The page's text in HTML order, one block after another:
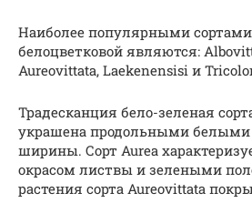
Наиболее популярными
белоцветковой являются:
Aureovittata, Laekenensisi и
Традесканция бело-зеленая
украшена продольными белыми
ширины. Сорт Aurea
окрасом листвы и зелеными
растения сорта Aureovittata